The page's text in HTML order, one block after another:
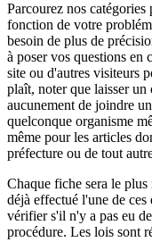
Parcourez nos
fonction de votre
besoin de plus de
à poser vos questions en
site ou d'autres visiteurs
plaît, noter que laisser un
aucunement de joindre
quelconque organisme
même pour les articles
préfecture ou de tout
Chaque fiche sera le
déjà effectué l'une de ces
vérifier s'il n'y a pas eu
procédure. Les lois sont